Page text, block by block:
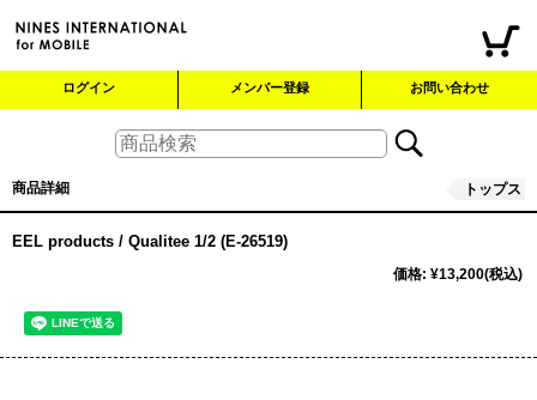
ログイン メンバー登録 お問い合わせ
商品詳細 トップス
EEL products / Qualitee 1/2 (E-26519)
価格: ¥13,200(税込)